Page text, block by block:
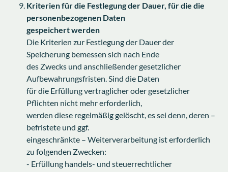
Kriterien für die Festlegung der Dauer, für die die
personenbezogenen Daten
gespeichert werden
Die Kriterien zur Festlegung der Dauer der
Speicherung bemessen sich nach Ende
des Zwecks und anschließender gesetzlicher
Aufbewahrungsfristen. Sind die Daten
für die Erfüllung vertraglicher oder gesetzlicher
Pflichten nicht mehr erforderlich,
werden diese regelmäßig gelöscht, es sei denn, deren –
befristete und ggf.
eingeschränkte – Weiterverarbeitung ist erforderlich
zu folgenden Zwecken:
- Erfüllung handels- und steuerrechtlicher